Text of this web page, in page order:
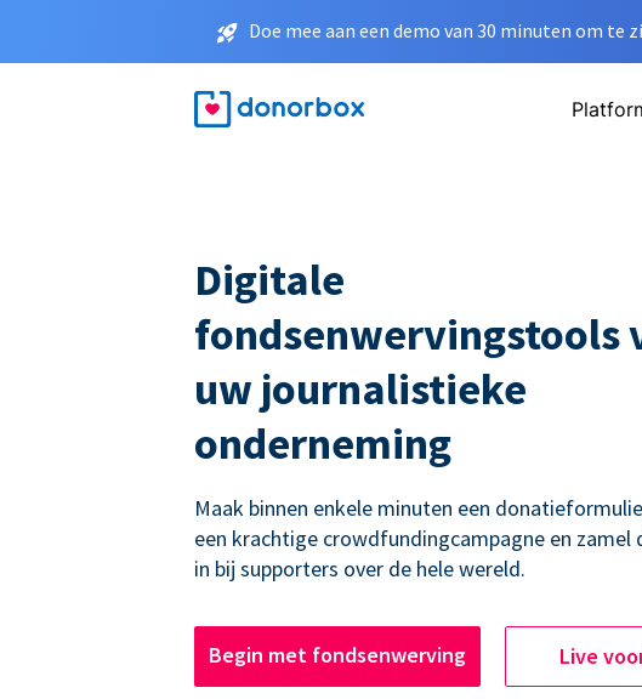
Doe mee aan een demo van 30 minuten om te
Digitale
fondsenwervingstools
uw journalistieke
onderneming
Maak binnen enkele minuten een
een krachtige crowdfundingcampagne en zamel
in bij supporters over de hele wereld.
Begin met fondsenwerving Live